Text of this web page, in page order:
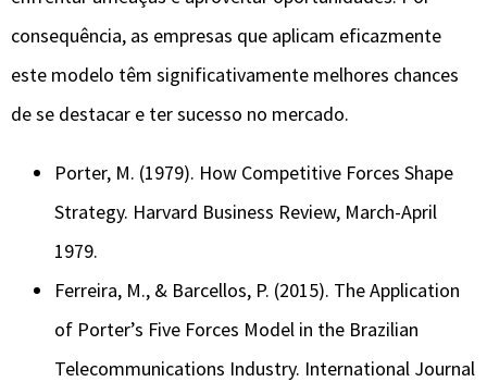
consequência, as empresas que aplicam eficazmente
este modelo têm significativamente melhores chances
de se destacar e ter sucesso no mercado.
Porter, M. (1979). How Competitive Forces Shape
Strategy. Harvard Business Review, March-April
1979.
Ferreira, M., & Barcellos, P. (2015). The Application
of Porter’s Five Forces Model in the Brazilian
Telecommunications Industry. International Journal